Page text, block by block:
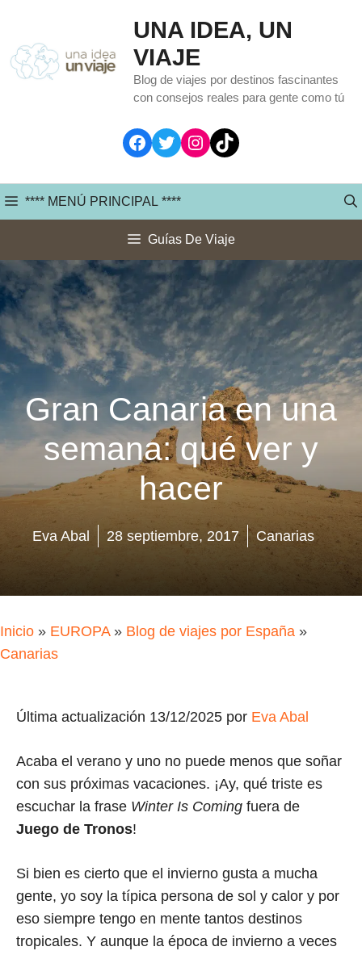
contenido
UNA IDEA, UN
VIAJE
Blog de viajes por destinos fascinantes
con consejos reales para gente como tú
Facebook
TwitterInstagram
TikTok
**** MENÚ PRINCIPAL ****
Guías De Viaje
Gran Canaria en una
semana: qué ver y
hacer
Eva Abal 28 septiembre, 2017 Canarias
Inicio » EUROPA» Blog de viajes por España »
Canarias
Última actualización 13/12/2025 por Eva Abal
Acaba el verano y uno no puede menos que soñar
con sus próximas vacaciones. ¡Ay, qué triste es
escuchar la frase Winter Is Coming fuera de
Juego de Tronos!
Si bien es cierto que el invierno gusta a mucha
gente, yo soy la típica persona de sol y calor y por
eso siempre tengo en mente tantos destinos
tropicales. Y aunque la época de invierno a veces